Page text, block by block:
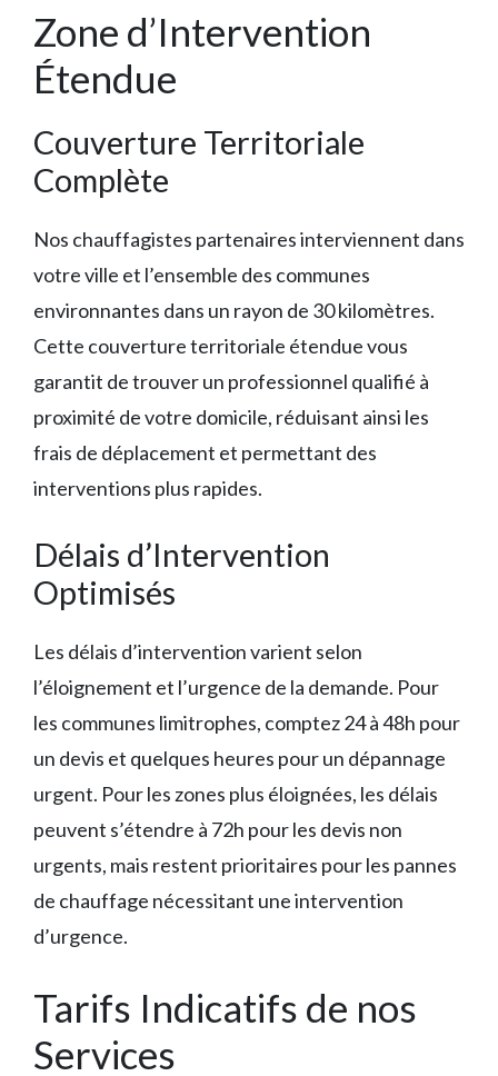
Zone d’Intervention
Étendue
Couverture Territoriale
Complète
Nos chauffagistes partenaires interviennent dans
votre ville et l’ensemble des communes
environnantes dans un rayon de 30 kilomètres.
Cette couverture territoriale étendue vous
garantit de trouver un professionnel qualifié à
proximité de votre domicile, réduisant ainsi les
frais de déplacement et permettant des
interventions plus rapides.
Délais d’Intervention
Optimisés
Les délais d’intervention varient selon
l’éloignement et l’urgence de la demande. Pour
les communes limitrophes, comptez 24 à 48h pour
un devis et quelques heures pour un dépannage
urgent. Pour les zones plus éloignées, les délais
peuvent s’étendre à 72h pour les devis non
urgents, mais restent prioritaires pour les pannes
de chauffage nécessitant une intervention
d’urgence.
Tarifs Indicatifs de nos
Services